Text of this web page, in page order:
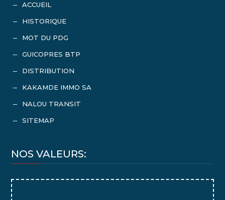
K ACCUEIL
K HISTORIQUE
K MOT DU PDG
K GUICOPRES BTP
K DISTRIBUTION
K KAKAMDE IMMO SA
K NALOU TRANSIT
K SITEMAP
NOS VALEURS: